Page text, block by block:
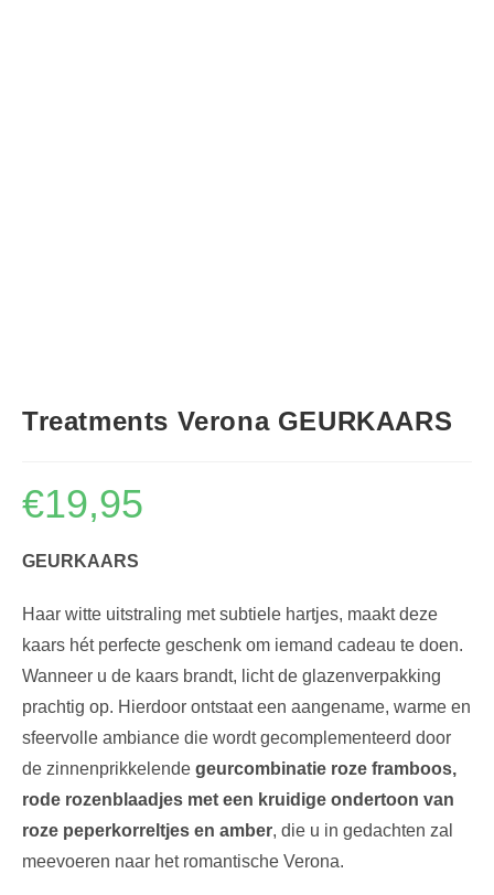
Treatments Verona GEURKAARS
€19,95
GEURKAARS
Haar witte uitstraling met subtiele hartjes, maakt deze
kaars hét perfecte geschenk om iemand cadeau te doen.
Wanneer u de kaars brandt, licht de glazenverpakking
prachtig op. Hierdoor ontstaat een aangename, warme en
sfeervolle ambiance die wordt gecomplementeerd door
de zinnenprikkelende geurcombinatie roze framboos,
rode rozenblaadjes met een kruidige ondertoon van
roze peperkorreltjes en amber, die u in gedachten zal
meevoeren naar het romantische Verona.